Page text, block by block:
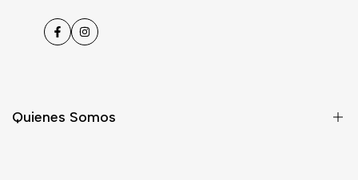
FacebookInstagram
Quienes Somos